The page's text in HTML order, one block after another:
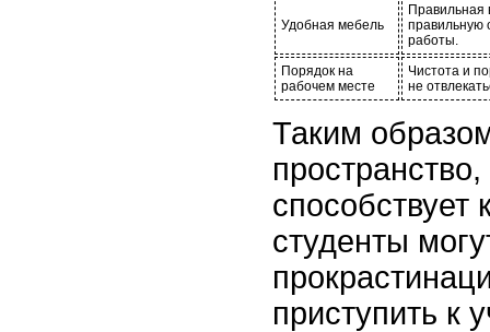
Удобная мебель
Правильная
правильную
работы.
Порядок на
рабочем месте
Чистота и
не
Таким
пространство,
способствует
студенты
приступить к